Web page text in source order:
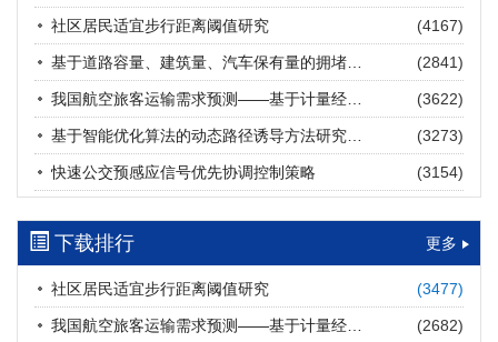
道路建养运通用碳核算方法及应用
王元庆, 王皎, 刘圆圆, 于谦, 刘聂旸子, 杨诗雨
2026, 12(3): 176-189.https://doi.org/10.16503/j.cnki.2095-
9931.2026.03.014
摘要 (16) HTML(17)
西部陆海新通道氢走廊建设对交通运输领域低碳转型的推动作
用
罗文格, 黄承锋, 关海长
2026, 12(3): 190-201.https://doi.org/10.16503/j.cnki.2095-
9931.2026.03.015
摘要 (27) HTML(28)
交能融合背景下零碳货运走廊利益主体的策略演化与影响因素
张海涛, 姚琛, 唐治豪, 谢明辉, 王元庆
社区居民适宜步行距离阈值研究 (4167)
(2841)
(3622)
(3273)
快速公交预感应信号优先协调控制策略 (3154)
下载排行 更多
社区居民适宜步行距离阈值研究 (3477)
(2682)